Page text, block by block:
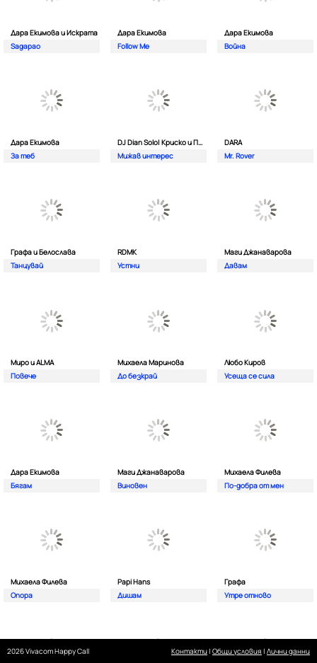
Дара Екимова и Искрата
Sagapao
Дара Екимова
Follow Me
Дара Екимова
Война
Дара Екимова
За теб
DJ Dian Solo| Криско и Панайот Панайотов
Мижав интерес
DARA
Mr. Rover
Графа и Белослава
Танцувай
RDMK
Устни
Маги Джанаварова
Давам
Миро и ALMA
Повече
Михаела Маринова
До безкрай
Любо Киров
Усеща се сила
Дара Екимова
Бягам
Маги Джанаварова
Виновен
Михаела Филева
По-добра от мен
Михаела Филева
Опора
Papi Hans
Дишам
Графа
Утре отново
2026 Vivacom Happy Call Контакти| Общи условия | Лични данни